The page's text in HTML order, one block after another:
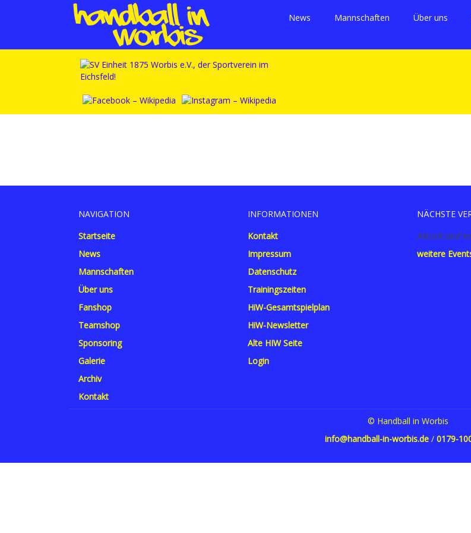
News Mannschaften Über uns
NAVIGATION
Startseite
News
Mannschaften
Über uns
Fanshop
Teamshop
Sponsoring
Galerie
Archiv
Kontakt
INFORMATIONEN
Kontakt
Impressum
Datenschutz
Trainingszeiten
HiW-Gesamtspielplan
HiW-Newsletter
Alte HIW Seite
Login
NÄCHSTE
Aktuell sind
weitere
© Handball in Worbis
info@handball-in-worbis.de/ 0179-